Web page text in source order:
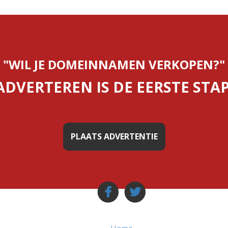
"WIL JE DOMEINNAMEN VERKOPEN?"
IS DE EERSTE
PLAATS ADVERTENTIE